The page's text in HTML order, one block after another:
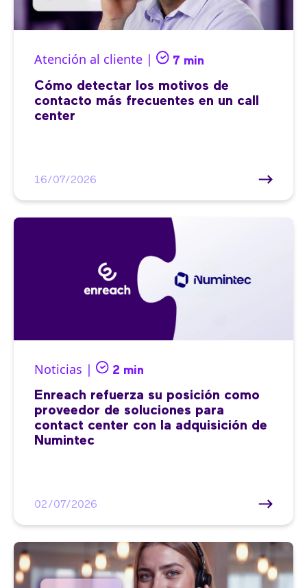
Atención al cliente | 7 min
Cómo detectar los motivos de
contacto más frecuentes en un call
center
16/07/2026
Noticias | 2 min
Enreach refuerza su posición como
proveedor de soluciones para
contact center con la adquisición de
Numintec
02/07/2026